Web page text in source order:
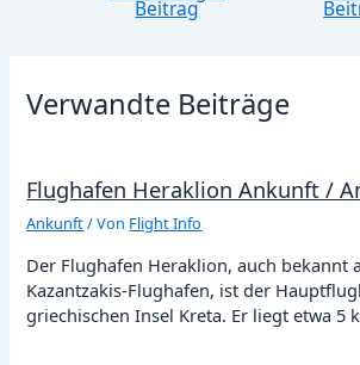
Beitrag
Verwandte Beiträge
Flughafen Heraklion Ankunft /
Ankunft/ Von Flight Info
Der Flughafen Heraklion, auch bekannt
Kazantzakis-Flughafen, ist der
griechischen Insel Kreta. Er liegt etwa 5